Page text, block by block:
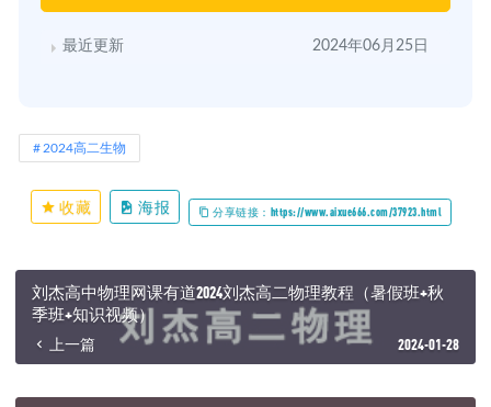
最近更新 2024年06月25日
2024高二生物
收藏 海报 分享链接：https://www.aixue666.com/37923.html
刘杰高中物理网课有道2024刘杰高二物理教程（暑假班+秋
季班+知识视频）
上一篇 2024-01-28